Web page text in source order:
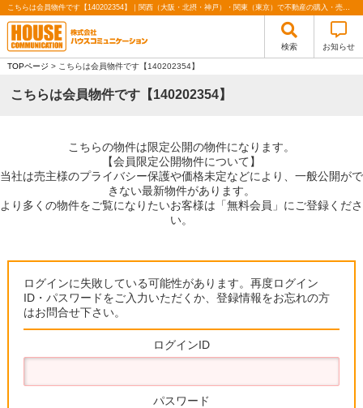
こちらは会員物件です【140202354】｜関西（大阪・北摂・神戸）・関東（東京）で不動産の購入・売却、注文住宅、リノベーションの事なら株式会社ハウスコミュニケーション
検索 お知らせ
TOPページ > こちらは会員物件です【140202354】
こちらは会員物件です【140202354】
こちらの物件は限定公開の物件になります。
【会員限定公開物件について】
当社は売主様のプライバシー保護や価格未定などにより、一般公開がで
きない最新物件があります。
より多くの物件をご覧になりたいお客様は「無料会員」にご登録くださ
い。
ログインに失敗している可能性があります。再度ログイン
ID・パスワードをご入力いただくか、登録情報をお忘れの方
はお問合せ下さい。
ログインID
パスワード